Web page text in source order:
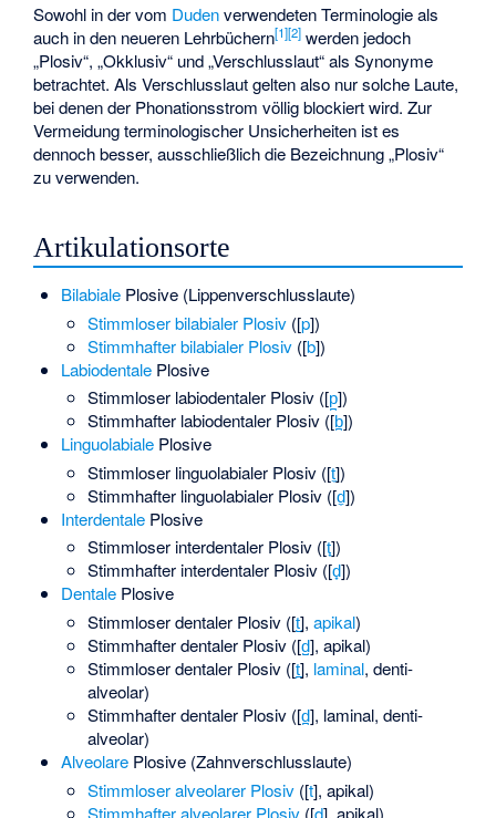
Sowohl in der vom Dudenverwendeten Terminologie als
auch in den neueren Lehrbüchern[1][2] werden jedoch
„Plosiv“, „Okklusiv“ und „Verschlusslaut“ als Synonyme
betrachtet. Als Verschlusslaut gelten also nur solche Laute,
bei denen der Phonationsstrom völlig blockiert wird. Zur
Vermeidung terminologischer Unsicherheiten ist es
dennoch besser, ausschließlich die Bezeichnung „Plosiv“
zu verwenden.
Artikulationsorte
BilabialePlosive (Lippenverschlusslaute)
Stimmloser bilabialer Plosiv (​[⁠p⁠]​)
Stimmhafter bilabialer Plosiv (​[⁠b⁠]​)
LabiodentalePlosive
Stimmloser labiodentaler Plosiv (​[⁠p̪⁠]​)
Stimmhafter labiodentaler Plosiv (​[⁠b̪⁠]​)
LinguolabialePlosive
Stimmloser linguolabialer Plosiv (​[⁠t̼⁠]​)
Stimmhafter linguolabialer Plosiv (​[⁠d̼⁠]​)
InterdentalePlosive
Stimmloser interdentaler Plosiv (​[⁠t̟⁠]​)
Stimmhafter interdentaler Plosiv (​[⁠d̟⁠]​)
DentalePlosive
Stimmloser dentaler Plosiv (​[⁠t̺⁠]​,apikal)
Stimmhafter dentaler Plosiv (​[⁠d̺⁠]​, apikal)
Stimmloser dentaler Plosiv (​[⁠t̪⁠]​, laminal, denti-
alveolar)
Stimmhafter dentaler Plosiv (​[⁠d̪⁠]​, laminal, denti-
alveolar)
AlveolarePlosive (Zahnverschlusslaute)
Stimmloser alveolarer Plosiv (​[⁠t⁠]​, apikal)
Stimmhafter alveolarer Plosiv (​[⁠d⁠]​, apikal)